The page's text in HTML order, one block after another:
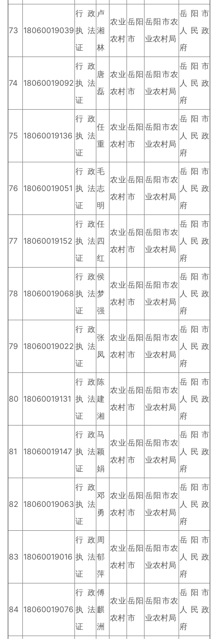
73 18060019039
行政
执法
证
卢
湘
林
农业
农村
岳阳
市
岳阳市农
业农村局
岳阳市
人民政
府
74 18060019092
行政
执法
证
唐
磊
农业
农村
岳阳
市
岳阳市农
业农村局
岳阳市
人民政
府
75 18060019136
行政
执法
证
任
重
农业
农村
岳阳
市
岳阳市农
业农村局
岳阳市
人民政
府
76 18060019051
行政
执法
证
毛
志
明
农业
农村
岳阳
市
岳阳市农
业农村局
岳阳市
人民政
府
77 18060019152
行政
执法
证
任
四
红
农业
农村
岳阳
市
岳阳市农
业农村局
岳阳市
人民政
府
78 18060019068
行政
执法
证
侯
梦
强
农业
农村
岳阳
市
岳阳市农
业农村局
岳阳市
人民政
府
79 18060019022
行政
执法
证
张
凤
农业
农村
岳阳
市
岳阳市农
业农村局
岳阳市
人民政
府
80 18060019131
行政
执法
证
陈
建
湘
农业
农村
岳阳
市
岳阳市农
业农村局
岳阳市
人民政
府
81 18060019147
行政
执法
证
马
颖
娟
农业
农村
岳阳
市
岳阳市农
业农村局
岳阳市
人民政
府
82 18060019063
行政
执法
证
邓
勇
农业
农村
岳阳
市
岳阳市农
业农村局
岳阳市
人民政
府
83 18060019016
行政
执法
证
周
郁
萍
农业
农村
岳阳
市
岳阳市农
业农村局
岳阳市
人民政
府
84 18060019076
行政
执法
证
傅
麒
洲
农业
农村
岳阳
市
岳阳市农
业农村局
岳阳市
人民政
府